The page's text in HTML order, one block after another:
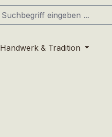
Handwerk & Tradition